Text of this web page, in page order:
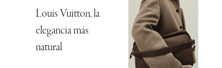
Louis Vuitton, la
elegancia más
natural